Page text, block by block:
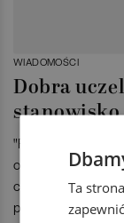
WIADOMOŚCI
Dobra
stanowisko
"Rzeczpospolita"
osób na
częściej studia
pracy.
Ta